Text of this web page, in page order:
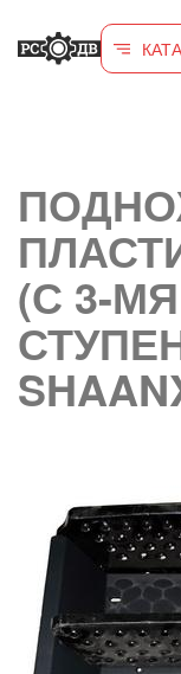
(С 3-